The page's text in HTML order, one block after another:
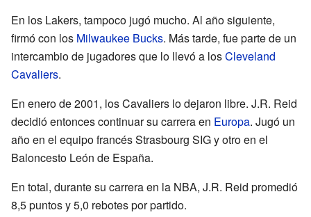
En los Lakers, tampoco jugó mucho. Al año siguiente,
firmó con los Milwaukee Bucks. Más tarde, fue parte de un
intercambio de jugadores que lo llevó a losCleveland
Cavaliers.
En enero de 2001, los Cavaliers lo dejaron libre. J.R. Reid
decidió entonces continuar su carrera en Europa. Jugó un
año en el equipo francés Strasbourg SIG y otro en el
Baloncesto León de España.
En total, durante su carrera en la NBA, J.R. Reid promedió
8,5 puntos y 5,0 rebotes por partido.